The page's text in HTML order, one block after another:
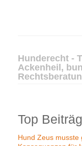
Hunderecht -
Ackenheil,
Top
Hund Zeus musste